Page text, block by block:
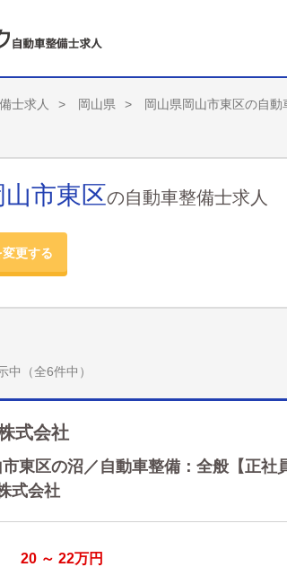
士求人 岡山県 岡山県岡山市東区の自動
山市東区の自動車整備士求人
更する
中 （全6件中）
式会社
市東区の沼／自動車整備：全般【正
式会社
20 ～ 22万円